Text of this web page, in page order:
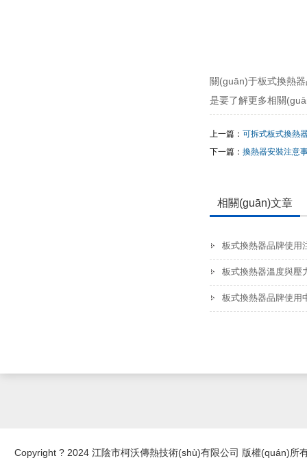
關(guān)于板式換熱
是要了解更多相關
上一篇： 可拆式板式換熱
下一篇： 換熱器安裝注意
相關(guān)文章
板式換熱器品牌使用
板式換熱器溫度與壓
板式換熱器品牌使用
Copyright ? 2024 江陰市柯沃傳熱技術(shù)有限公司 版權(quán)所